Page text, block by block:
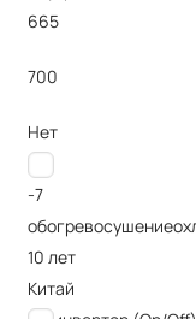
665
700
Нет
Нет
-7
обогревосушение
10 лет
Китай